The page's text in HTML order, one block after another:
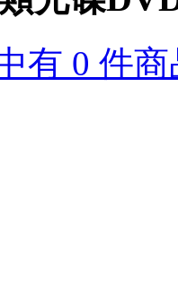
有 0 件